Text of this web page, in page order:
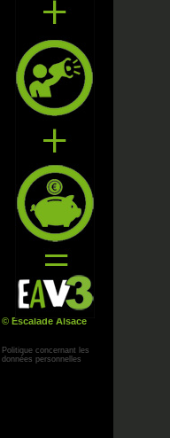
© Escalade Alsace
Politique concernant les
données personnelles